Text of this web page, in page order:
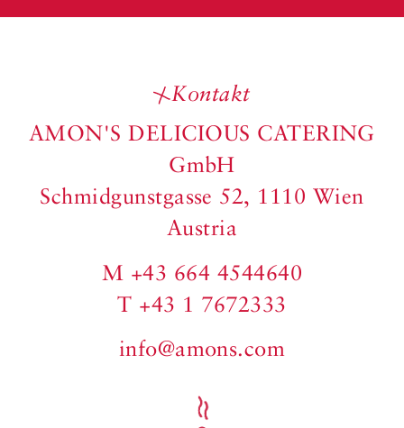
Kontakt
AMON'S DELICIOUS CATERING
GmbH
Schmidgunstgasse 52, 1110 Wien
Austria
M +43 664 4544640
T +43 1 7672333
info@amons.com